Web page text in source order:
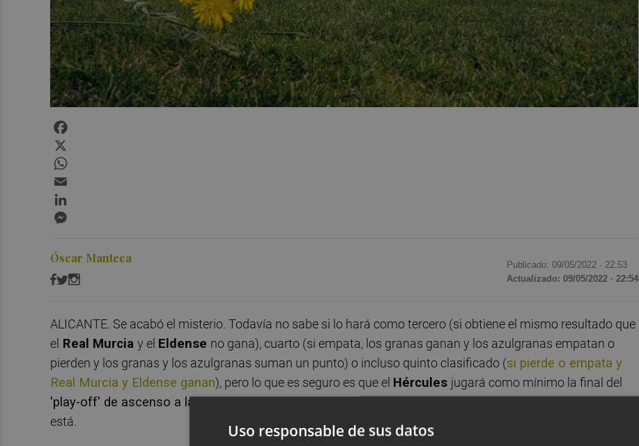
Óscar Manteca Publicado: 09/05/2022 · 22:53
Actualizado: 09/05/2022 · 22:54
ALICANTE. Se acabó el misterio. Todavía no sabe si lo hará como tercero (si obtiene el mismo resultado que
el Real Murcia y el Eldense no gana), cuarto (si empata, los granas ganan y los azulgranas empatan o
pierden y los granas y los azulgranas suman un punto) o incluso quinto clasificado (si pierde o empata y
Real Murcia y Eldense ganan), pero lo que es seguro es que el Hércules jugará como mínimo la final del
'play-off' de ascenso a la Primera RFEF en elestadio Rico Pérez,si se clasifica para la misma, claro
está.
Uso responsable de sus datos